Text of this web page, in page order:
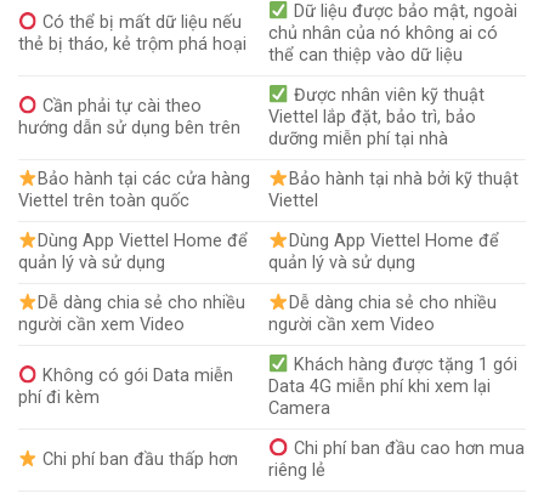
Có thể bị mất dữ liệu nếu
thẻ bị tháo, kẻ trộm phá hoại
Dữ liệu được bảo mật, ngoài
chủ nhân của nó không ai có
thể can thiệp vào dữ liệu
Cần phải tự cài theo
hướng dẫn sử dụng bên trên
Được nhân viên kỹ thuật
Viettel lắp đặt, bảo trì, bảo
dưỡng miễn phí tại nhà
Bảo hành tại các cửa hàng
Viettel trên toàn quốc
Bảo hành tại nhà bởi kỹ thuật
Viettel
Dùng App Viettel Home để
quản lý và sử dụng
Dùng App Viettel Home để
quản lý và sử dụng
Dễ dàng chia sẻ cho nhiều
người cần xem Video
Dễ dàng chia sẻ cho nhiều
người cần xem Video
Không có gói Data miễn
phí đi kèm
Khách hàng được tặng 1 gói
Data 4G miễn phí khi xem lại
Camera
Chi phí ban đầu thấp hơn
Chi phí ban đầu cao hơn mua
riêng lẻ